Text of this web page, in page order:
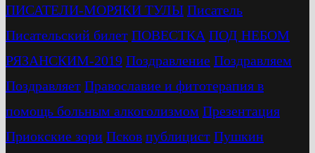
ПИСАТЕЛИ-МОРЯКИ ТУЛЫ Писатель
Писательский билет ПОВЕСТКА ПОД НЕБОМ
РЯЗАНСКИМ-2019 Поздравление Поздравляем
Поздравляет Православие и фитотерапия в
помощь больным алкоголизмом Презентация
Приокские зори Псков публицист Пушкин